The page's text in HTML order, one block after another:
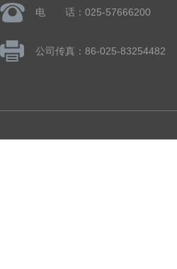
电 话：025-57666200
公司传真：86-025-83254482